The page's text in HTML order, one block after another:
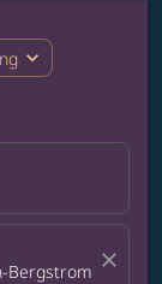
expand_more
Bergstrom close